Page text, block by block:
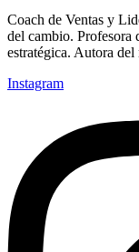
Coach de Ventas y
del cambio. Profesora
estratégica. Autora
Instagram